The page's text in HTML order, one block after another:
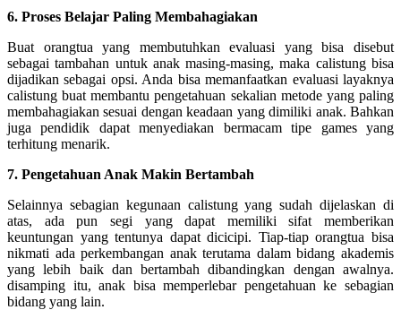
6. Proses Belajar Paling Membahagiakan
Buat orangtua yang membutuhkan evaluasi yang bisa disebut
sebagai tambahan untuk anak masing-masing, maka calistung bisa
dijadikan sebagai opsi. Anda bisa memanfaatkan evaluasi layaknya
calistung buat membantu pengetahuan sekalian metode yang paling
membahagiakan sesuai dengan keadaan yang dimiliki anak. Bahkan
juga pendidik dapat menyediakan bermacam tipe games yang
terhitung menarik.
7. Pengetahuan Anak Makin Bertambah
Selainnya sebagian kegunaan calistung yang sudah dijelaskan di
atas, ada pun segi yang dapat memiliki sifat memberikan
keuntungan yang tentunya dapat dicicipi. Tiap-tiap orangtua bisa
nikmati ada perkembangan anak terutama dalam bidang akademis
yang lebih baik dan bertambah dibandingkan dengan awalnya.
disamping itu, anak bisa memperlebar pengetahuan ke sebagian
bidang yang lain.